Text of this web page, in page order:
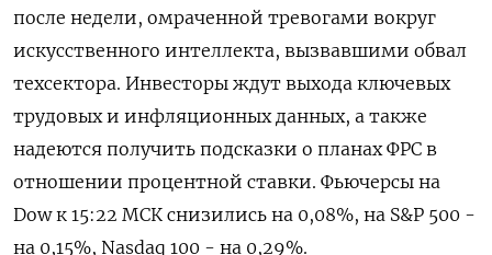
после недели, омраченной тревогами ⁠вокруг
искусственного ​интеллекта, ⁠вызвавшими обвал
техсектора. Инвесторы ждут ⁠выхода ключевых
трудовых и инфляционных ‌данных, а ‍также
надеются получить ‌подсказки о планах ​ФРС в
отношении процентной ставки. Фьючерсы на
Dow ⁠к ‍15:22 МСК снизились ‌на 0,08%, на S&P 500 -
на 0,15%, Nasdaq 100 - ‍на ‍0,29%.